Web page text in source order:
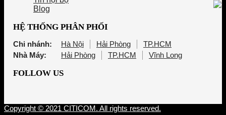
Blog
HỆ THỐNG PHÂN PHỐI
Chi nhánh: Hà Nội Hải Phòng
TP.HCM
Nhà Máy:
Hải Phòng TP.HCM Vĩnh Long
FOLLOW US
Copyright © 2021 CITICOM. All rights reserved.